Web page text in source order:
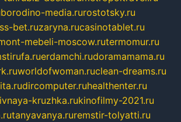
borodino-media.rurostotsky.ru
bet.ruzaryna.rucasinotablet.ru
mebeli-moscow.rutermomur.ru
erdamchi.rudoramamama.ru
worldofwoman.ruclean-dreams.ru
dircomputer.ruhealthenter.ru
kruzhka.rukinofilmy-2021.ru
tanyavanya.ruremstir-tolyatti.ru